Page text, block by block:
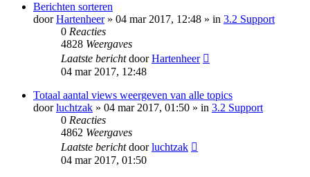
Berichten sorteren
doorHartenheer» 04 mar 2017, 12:48 » in 3.2 Support
0 Reacties
4828 Weergaves
Laatste berichtdoorHartenheer
04 mar 2017, 12:48
Totaal aantal views weergeven van alle topics
doorluchtzak » 04 mar 2017, 01:50 » in 3.2 Support
0 Reacties
4862 Weergaves
Laatste berichtdoorluchtzak
04 mar 2017, 01:50